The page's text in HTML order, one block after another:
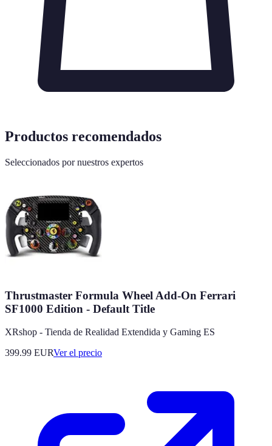
Productos recomendados
Seleccionados por nuestros expertos
Thrustmaster Formula Wheel Add-On Ferrari
SF1000 Edition - Default Title
XRshop - Tienda de Realidad Extendida y Gaming ES
399.99 EURVer el precio